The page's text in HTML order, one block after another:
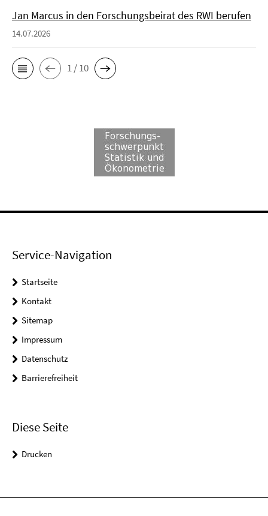
Jan Marcus in den Forschungsbeirat des RWI berufen
14.07.2026
1 / 10
Service-Navigation
Startseite
Kontakt
Sitemap
Impressum
Datenschutz
Barrierefreiheit
Diese Seite
Drucken